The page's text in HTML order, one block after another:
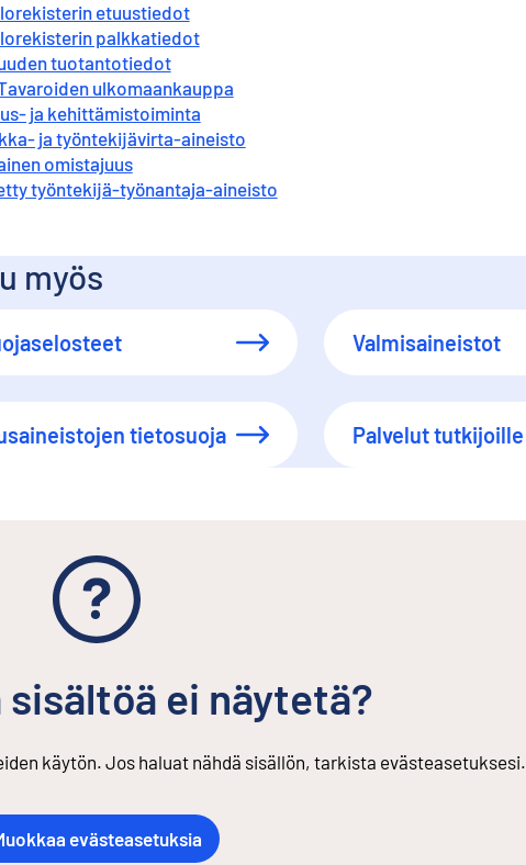
etuustiedot
palkkatiedot
tuotantotiedot
ulkomaankauppa
ja kehittämistoiminta
ja työntekijävirta-aineisto
omistajuus
työntekijä-työnantaja-aineisto
myös
Valmisaineistot
tietosuoja Palvelut tutkijoille
ei näytetä?
käytön. Jos haluat nähdä sisällön, tarkista evästeasetuksesi.
evästeasetuksia